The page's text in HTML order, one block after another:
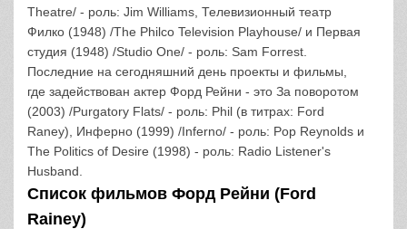
Theatre/ - роль: Jim Williams, Телевизионный театр
Филко (1948) /The Philco Television Playhouse/ и Первая
студия (1948) /Studio One/ - роль: Sam Forrest.
Последние на сегодняшний день проекты и фильмы,
где задействован актер Форд Рейни - это За поворотом
(2003) /Purgatory Flats/ - роль: Phil (в титрах: Ford
Raney), Инферно (1999) /Inferno/ - роль: Pop Reynolds и
The Politics of Desire (1998) - роль: Radio Listener's
Husband.
Список фильмов Форд Рейни (Ford
Rainey)